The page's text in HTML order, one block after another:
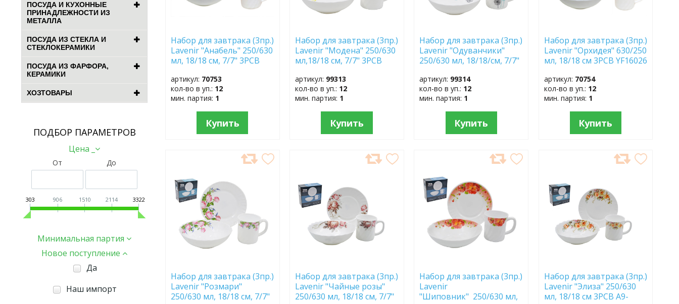
ПОСУДА И КУХОННЫЕ
ПРИНАДЛЕЖНОСТИ ИЗ
МЕТАЛЛА
ПОСУДА ИЗ СТЕКЛА И
СТЕКЛОКЕРАМИКИ
ПОСУДА ИЗ ФАРФОРА,
КЕРАМИКИ
ХОЗТОВАРЫ
ПОДБОР ПАРАМЕТРОВ
Цена _
От До
303 906 1510 2114 3322
Минимальная партия
Новое поступление
Да
Наш импорт
Набор для завтрака (3пр.)
Lavenir "Анабель" 250/630
мл, 18/18 см, 7/7" 3PCB
артикул: 70753
кол-во в уп.: 12
мин. партия: 1
Купить
Набор для завтрака (3пр.)
Lavenir "Модена" 250/630
мл,18/18 см, 7/7" 3PCB
артикул: 99313
кол-во в уп.: 12
мин. партия: 1
Купить
Набор для завтрака (3пр.)
Lavenir "Одуванчики"
250/630 мл, 18/18/см, 7/7"
артикул: 99314
кол-во в уп.: 12
мин. партия: 1
Купить
Набор для завтрака (3пр.)
Lavenir "Орхидея" 630/250
мл, 18/18 см 3PCB YF16026
артикул: 70754
кол-во в уп.: 12
мин. партия: 1
Купить
ИЗБРАННОЕ
Набор для завтрака (3пр.)
Lavenir "Розмари"
250/630 мл, 18/18 см, 7/7"
ИЗБРАННОЕ
Набор для завтрака (3пр.)
Lavenir "Чайные розы"
250/630 мл, 18/18 см, 7/7"
ИЗБРАННОЕ
Набор для завтрака (3пр.)
Lavenir
"Шиповник" 250/630 мл,
ИЗБРАННОЕ
Набор для завтрака (3пр.)
Lavenir "Элиза" 250/630
мл, 18/18 см 3PCB A9-